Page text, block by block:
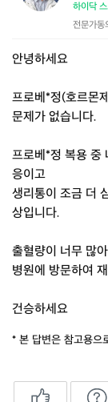
하이닥
전문가동
안녕하세요
프로베*정(호르몬
문제가 없습니다.
프로베*정 복용 중
응이고
생리통이 조금 더
상입니다.
출혈량이 너무 많
병원에 방문하여
건승하세요
* 본 답변은 참고용으